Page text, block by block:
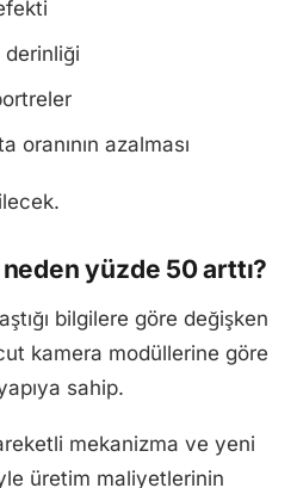
oranının azalması
yüzde 50 arttı?
bilgilere göre değişken
kamera modüllerine göre
sahip.
mekanizma ve yeni
üretim maliyetlerinin